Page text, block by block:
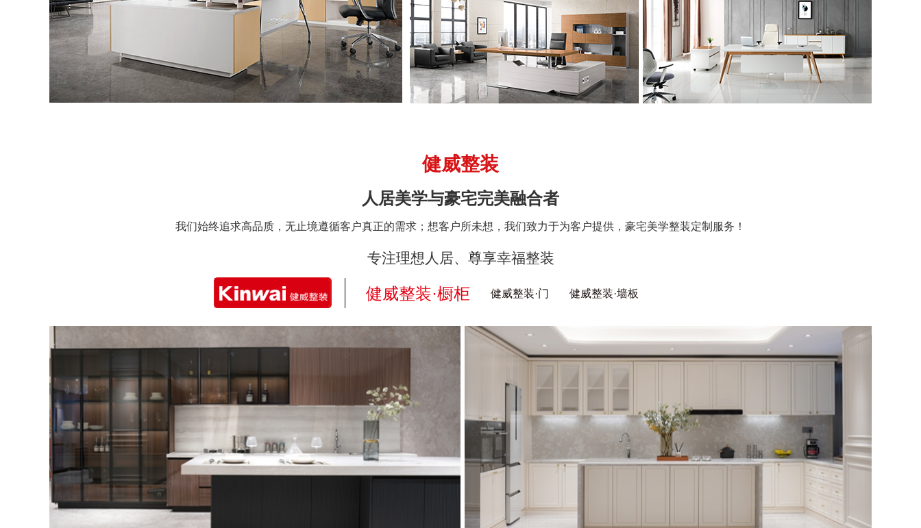
健威整装
人居美学与豪宅完美融合者
我们始终追求高品质，无止境遵循客户真正的需求；想客户所未想，我们致力于为客户提供，豪宅美学整装定制服务！
专注理想人居、尊享幸福整装
健威整装·橱柜 健威整装·门 健威整装·墙板